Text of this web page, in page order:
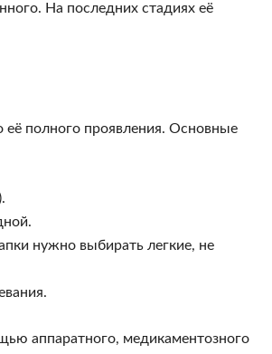
На последних стадиях её
её полного проявления. Основные
нужно выбирать легкие, не
аппаратного, медикаментозного